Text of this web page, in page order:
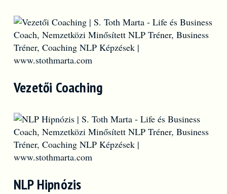
Vezetői Coaching
NLP Hipnózis